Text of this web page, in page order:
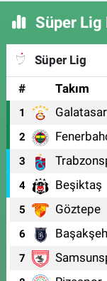
Süper Lig
Süper Lig
#
Takım
1
2
3
4 Beşiktaş
5 Göztepe
6
7